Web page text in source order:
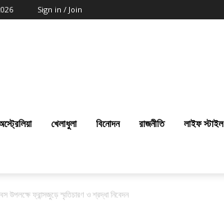
Sign in / Join
খেলাধুলা বিনোদন রাজনীতি লাইফ স্টাইল
উপলক্ষে ফ্রান্সজুড়ে স্মৃতিচারণ ও শ্রদ্ধা নিবেদন